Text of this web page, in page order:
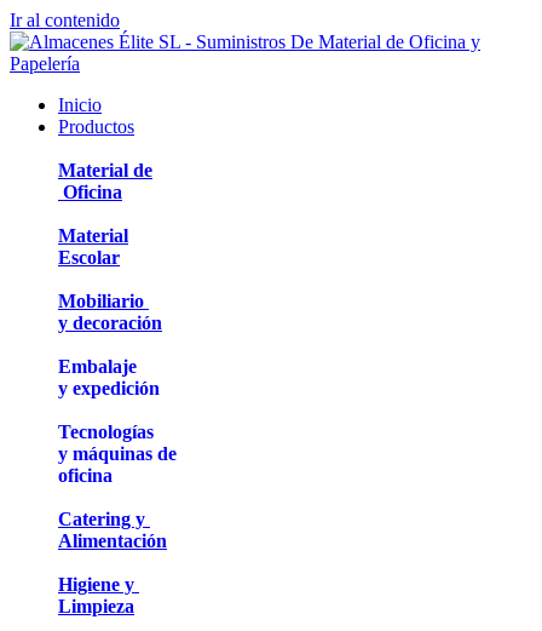
Ir al contenido
Inicio
Productos
Material de
Oficina
Material
Escolar
Mobiliario
y decoración
Embalaje
y expedición
Tecnologías
y máquinas de
oficina
Catering y
Alimentación
Higiene y
Limpieza